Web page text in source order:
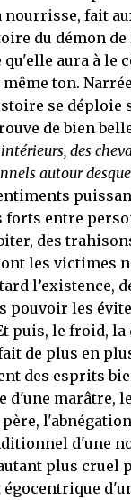
nourrisse, fait
du démon
aura à le
ton.
se déploie
de bien
des
autour
forts entre
des
les victimes
l’existence,
pouvoir les
puis, le froid, la
de plus en
des esprits
d'une marâtre,
d'une
plus cruel
égocentrique